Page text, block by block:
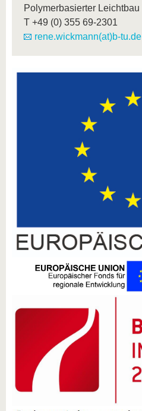
Polymerbasierter Leichtbau
T +49 (0) 355 69-2301
rene.wickmann(at)b-tu.de